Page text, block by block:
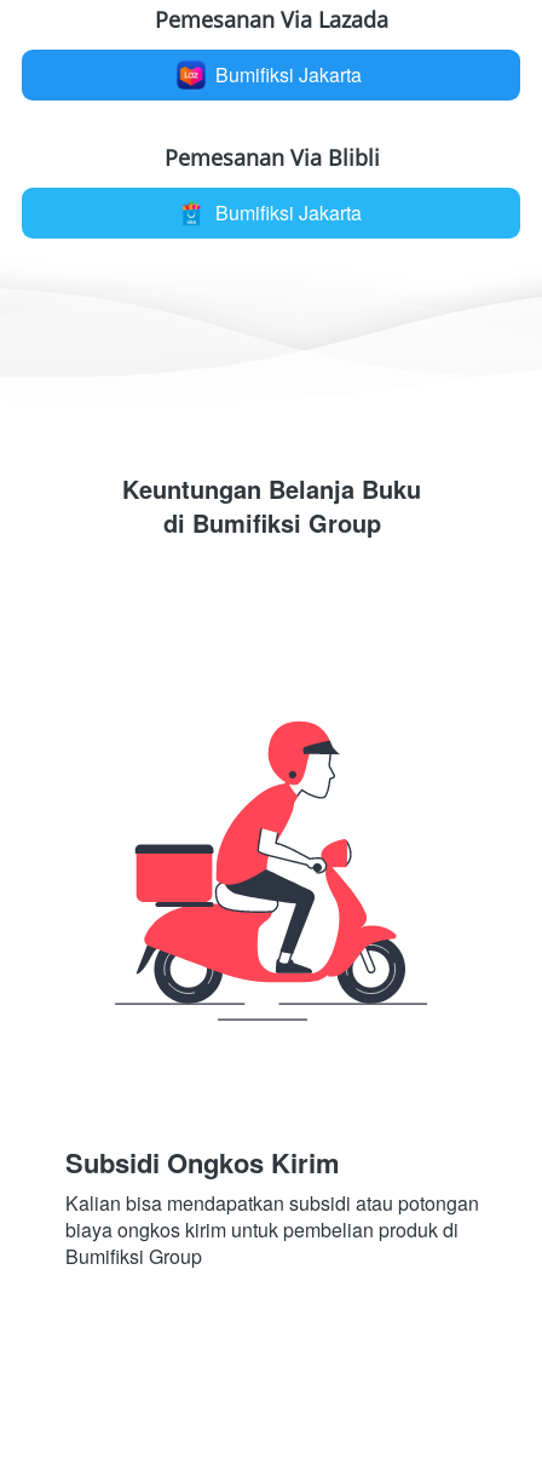
Pemesanan Via Lazada
` Bumifiksi Jakarta
Pemesanan Via Blibli
` Bumifiksi Jakarta
Keuntungan Belanja Buku
di Bumifiksi Group
Subsidi Ongkos Kirim
Kalian bisa mendapatkan subsidi atau potongan
biaya ongkos kirim untuk pembelian produk di
Bumifiksi Group